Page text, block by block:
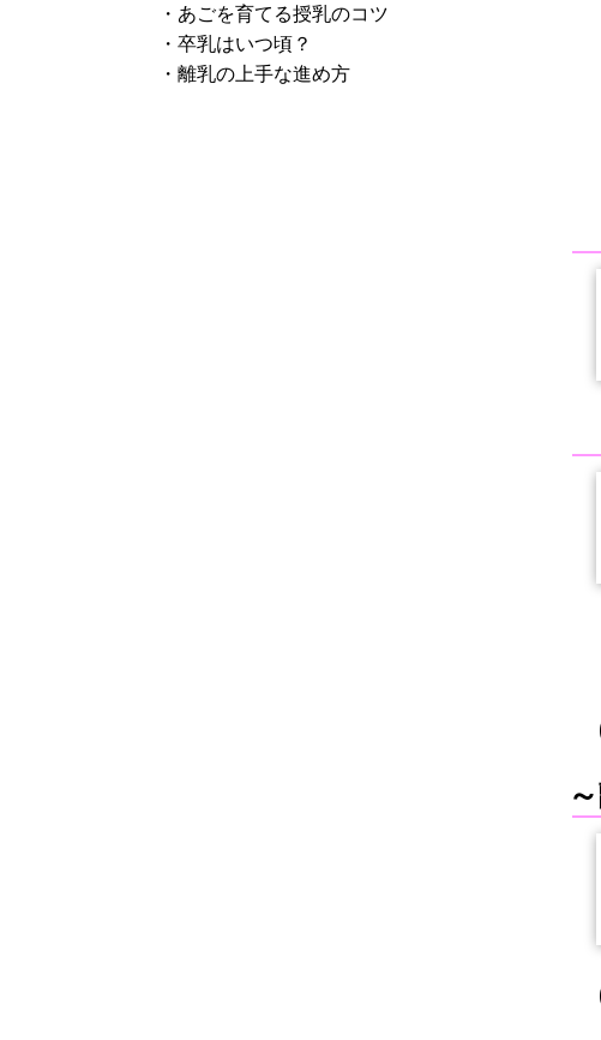
・あごを育てる授乳のコツ
・卒乳はいつ頃？
・離乳の上手な進め方